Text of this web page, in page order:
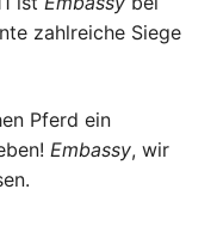
zahlreiche Siege
Pferd ein
Embassy, wir